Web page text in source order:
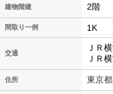
建物階建 2階
間取り一例 1K
交通
ＪＲ
ＪＲ
住所 東京